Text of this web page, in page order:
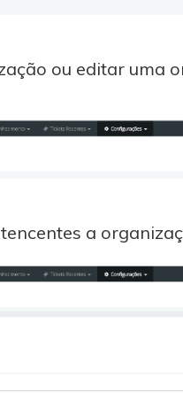
ou editar uma
a